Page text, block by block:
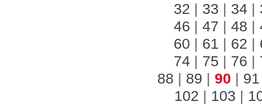
32
33 34
46
47 48
60
61 62
74
75 76
88
89 90 91
102
103